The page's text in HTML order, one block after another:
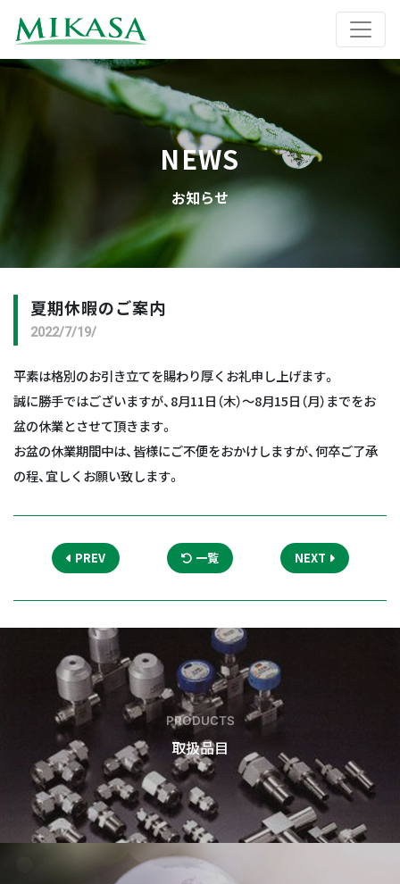
NEWS
お知らせ
夏期休暇のご案内
2022/7/19/
平素は格別のお引き立てを賜わり厚くお礼申し上げます。
誠に勝手ではございますが、8月11日（木）～8月15日（月）までをお
盆の休業とさせて頂きます。
お盆の休業期間中は、皆様にご不便をおかけしますが、何卒ご了承
の程、宜しくお願い致します。
PREV 一覧 NEXT
PRODUCTS
取扱品目